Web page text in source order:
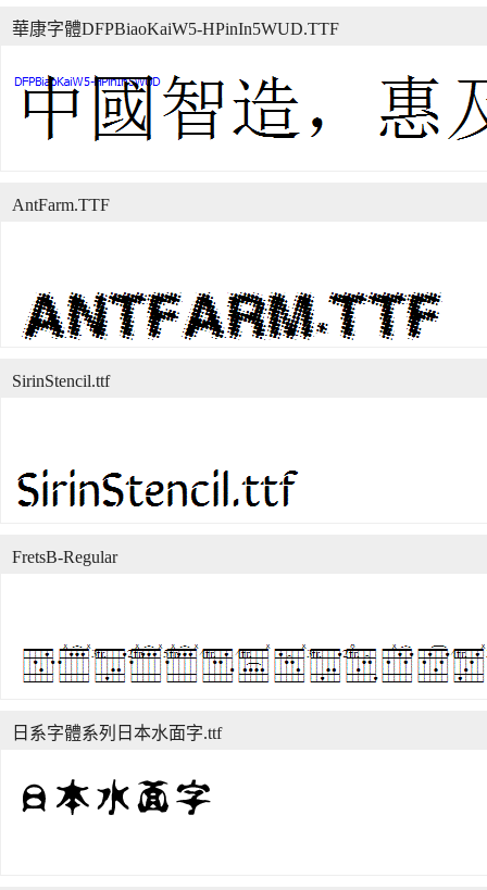
華康字體DFPBiaoKaiW5-HPinIn5WUD.TTF
AntFarm.TTF
SirinStencil.ttf
FretsB-Regular
日系字體系列日本水面字.ttf